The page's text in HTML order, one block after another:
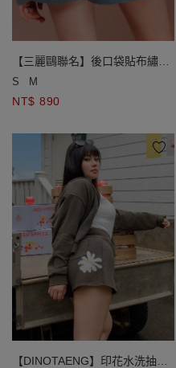
【三麗鷗聯名】後口袋貼布繡抽
繩鬆緊休閒短褲
S M
NT$ 890
【DINOTAENG】印花水洗抽繩